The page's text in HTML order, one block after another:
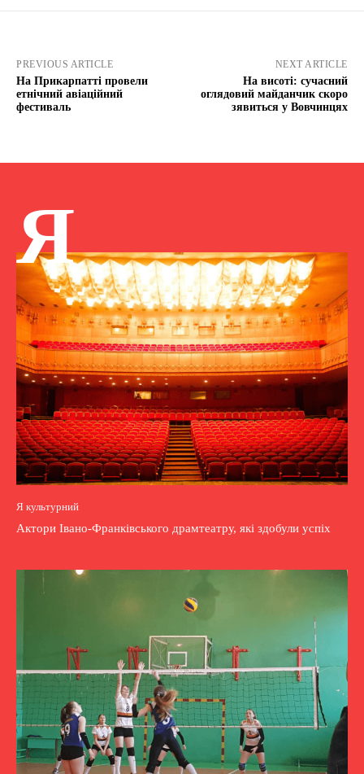
PREVIOUS ARTICLE
На Прикарпатті провели
етнічний авіаційний
фестиваль
NEXT ARTICLE
На висоті: сучасний
оглядовий майданчик скоро
зявиться у Вовчинцях
Я
Я культурний
Актори Івано-Франківського драмтеатру, які здобули успіх